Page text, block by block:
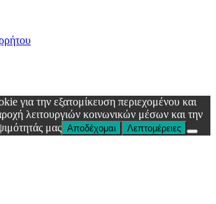
για την εξατομίκευση περιεχομένου και
λειτουργιών κοινωνικών μέσων και την
μας Αποδέχομαι Λεπτομέρειες